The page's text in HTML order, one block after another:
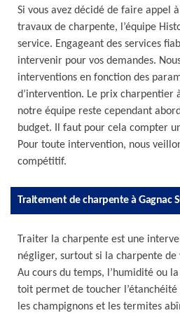
Si vous avez décidé de faire appel
travaux de charpente, l’équipe
service. Engageant des services
intervenir pour vos demandes.
interventions en fonction des
d’intervention. Le prix charpentier
notre équipe reste cependant
budget. Il faut pour cela compter
Pour toute intervention, nous
compétitif.
Traitement de charpente à Gagnac
Traiter la charpente est une
négliger, surtout si la charpente de
Au cours du temps, l’humidité ou
toit permet de toucher l’étanchéité
les champignons et les termites